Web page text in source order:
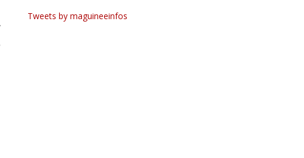
Tweets by maguineeinfos